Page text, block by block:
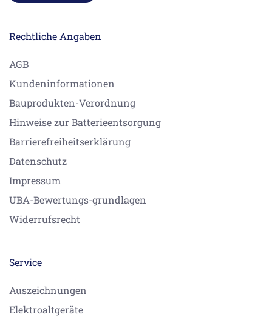
Rechtliche Angaben
AGB
Kundeninformationen
Bauprodukten-Verordnung
Hinweise zur Batterieentsorgung
Barrierefreiheitserklärung
Datenschutz
Impressum
UBA-Bewertungs-grundlagen
Widerrufsrecht
Service
Auszeichnungen
Elektroaltgeräte